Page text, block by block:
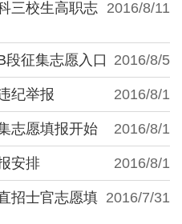
2016/8/11
三校生高职志
2016/8/5
段征集志愿入口
2016/8/1
纪举报
2016/8/1
志愿填报开始
2016/8/1
安排
2016/7/31
招士官志愿填